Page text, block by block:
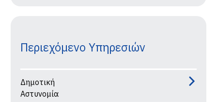
Περιεχόμενο Υπηρεσιών
Δημοτική
Αστυνομία